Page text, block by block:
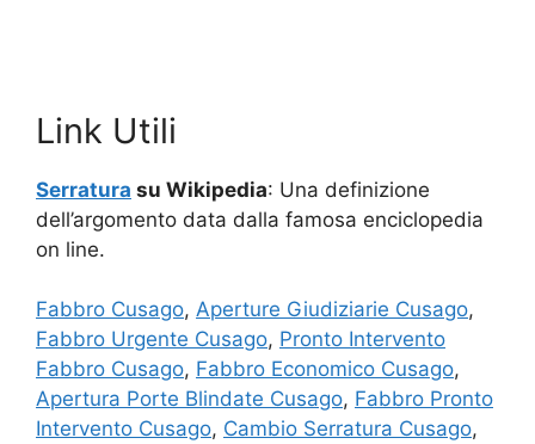
Link Utili
Serratura su Wikipedia: Una definizione
dell’argomento data dalla famosa enciclopedia
on line.
Fabbro Cusago, Aperture Giudiziarie Cusago,
Fabbro Urgente Cusago, Pronto Intervento
Fabbro Cusago, Fabbro Economico Cusago,
Apertura Porte Blindate Cusago, Fabbro Pronto
Intervento Cusago, Cambio Serratura Cusago,